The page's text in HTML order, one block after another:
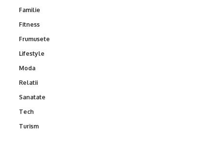
Familie
Fitness
Frumusete
Lifestyle
Moda
Relatii
Sanatate
Tech
Turism